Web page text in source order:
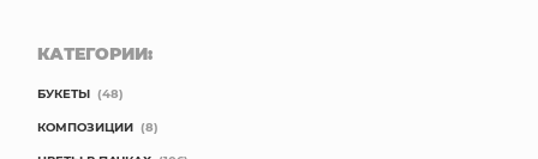
КАТЕГОРИИ:
БУКЕТЫ (48)
КОМПОЗИЦИИ (8)